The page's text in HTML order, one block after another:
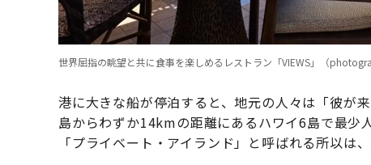
世界屈指の眺望と共に食事を楽しめるレストラン「VIEWS」（
港に大きな船が停泊すると、地元の人々は「彼が
島からわずか14kmの距離にあるハワイ6島で最少
「プライベート・アイランド」と呼ばれる所以は